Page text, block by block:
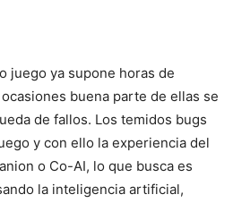
juego ya supone horas de
buena parte de ellas se
de fallos. Los temidos bugs
y con ello la experiencia del
o Co-AI, lo que busca es
la inteligencia artificial,